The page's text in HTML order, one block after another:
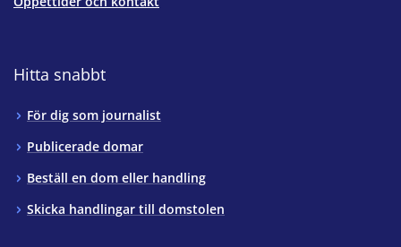
Hitta snabbt
För dig som journalist
Publicerade domar
Beställ en dom eller handling
Skicka handlingar till domstolen